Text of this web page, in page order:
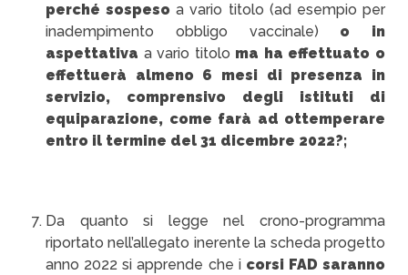
perché sospeso a vario titolo (ad esempio per
inadempimento obbligo vaccinale) o in
aspettativa a vario titolo ma ha effettuato o
effettuerà almeno 6 mesi di presenza in
servizio, comprensivo degli istituti di
equiparazione, come farà ad ottemperare
entro il termine del 31 dicembre 2022?;
Da quanto si legge nel crono-programma
riportato nell’allegato inerente la scheda progetto
anno 2022 si apprende che i corsi FAD saranno